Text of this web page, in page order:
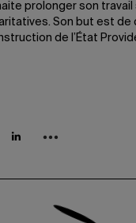
prolonger son travail
Son but est de
de l’État